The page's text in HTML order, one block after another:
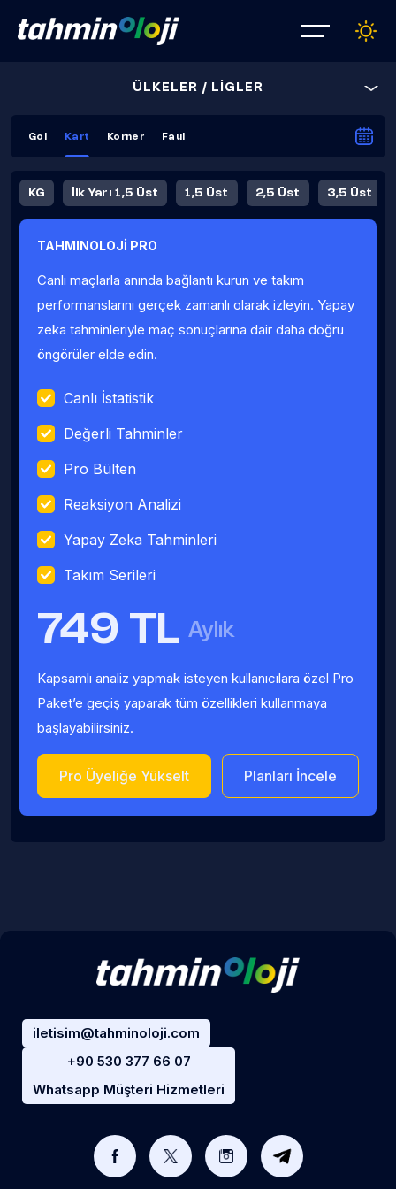
ÜLKELER / LİGLER
Gol Kart Korner Faul
KG İlk Yarı 1,5 Üst 1,5 Üst 2,5 Üst 3,5 Üst
Fauller Ortalama
TAHMINOLOJİ PRO
Canlı maçlarla anında bağlantı kurun ve takım
performanslarını gerçek zamanlı olarak izleyin. Yapay
zeka tahminleriyle maç sonuçlarına dair daha doğru
öngörüler elde edin.
Canlı İstatistik
Değerli Tahminler
Pro Bülten
Reaksiyon Analizi
Yapay Zeka Tahminleri
Takım Serileri
749 TL Aylık
Kapsamlı analiz yapmak isteyen kullanıcılara özel Pro
Paket’e geçiş yaparak tüm özellikleri kullanmaya
başlayabilirsiniz.
Pro Üyeliğe Yükselt Planları İncele
iletisim@tahminoloji.com
+90 530 377 66 07
Whatsapp Müşteri Hizmetleri